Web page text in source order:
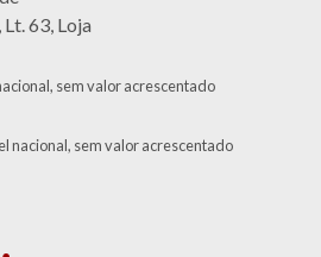
Lt. 63, Loja
sem valor acrescentado
nacional, sem valor acrescentado